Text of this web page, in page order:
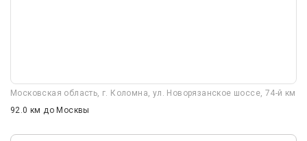
Московская область, г. Коломна, ул. Новорязанское шоссе, 74-й км
92.0 кмдо Москвы